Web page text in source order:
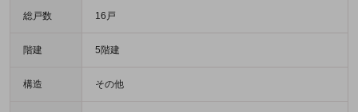
総戸数 16戸
階建 5階建
構造 その他